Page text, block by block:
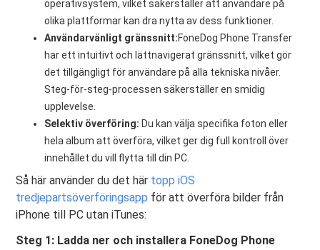
operativsystem, vilket säkerställer att användare på
olika plattformar kan dra nytta av dess funktioner.
Användarvänligt gränssnitt:FoneDog Phone Transfer
har ett intuitivt och lättnavigerat gränssnitt, vilket gör
det tillgängligt för användare på alla tekniska nivåer.
Steg-för-steg-processen säkerställer en smidig
upplevelse.
Selektiv överföring: Du kan välja specifika foton eller
hela album att överföra, vilket ger dig full kontroll över
innehållet du vill flytta till din PC.
Så här använder du det här topp iOS
tredjepartsöverföringsapp för att överföra bilder från
iPhone till PC utan iTunes:
Steg 1: Ladda ner och installera FoneDog Phone